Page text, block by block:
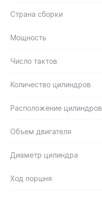
Страна сборки
Мощность
Число тактов
Количество цилиндров
Расположение цилиндров
Объем двигателя
Диаметр цилиндра
Ход поршня